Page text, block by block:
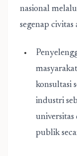
nasional
segenap civitas
konsultasi
industri
universitas
publik